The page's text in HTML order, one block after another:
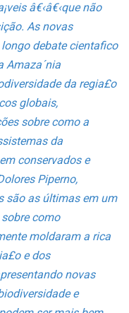
â€‹â€‹que não
As novas
debate cienta­fico
Amaza´nia
da regia£o
globais,
sobre como a
da
conservados e
Piperno,
são as últimas em um
como
moldaram a rica
e dos
novas
e